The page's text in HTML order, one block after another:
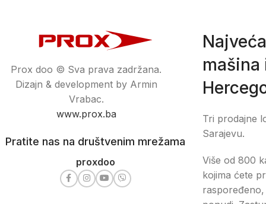
Prox doo © Sva prava zadržana.
Dizajn & development by Armin
Vrabac.
www.prox.ba
Pratite nas na društvenim mrežama
proxdoo
mašina
Tri prodajne
Sarajevu.
Više od 800
kojima ćete